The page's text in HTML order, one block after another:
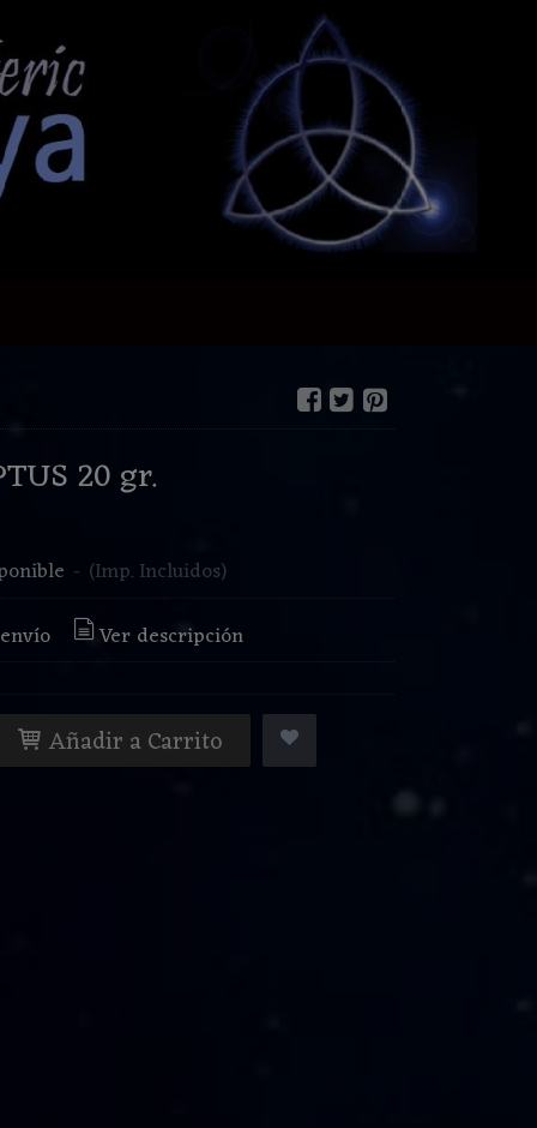
20 gr.
- (Imp. Incluidos)
Ver descripción
Añadir a Carrito